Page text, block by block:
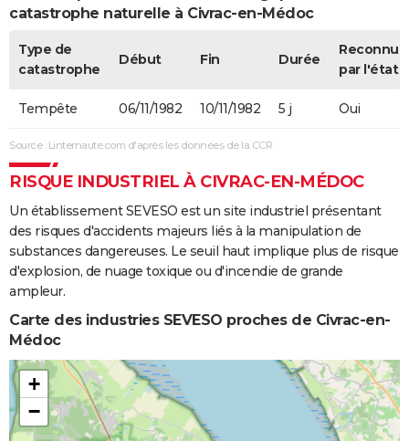
catastrophe naturelle à Civrac-en-Médoc
Type de
catastrophe
Début Fin Durée
Reconnue
par l'état
Tempête 06/11/1982 10/11/1982 5 j Oui
Source : Linternaute.com d'après les données de la CCR
RISQUE INDUSTRIEL À CIVRAC-EN-MÉDOC
Un établissement SEVESO est un site industriel présentant
des risques d'accidents majeurs liés à la manipulation de
substances dangereuses. Le seuil haut implique plus de risque
d'explosion, de nuage toxique ou d'incendie de grande
ampleur.
Carte des industries SEVESO proches de Civrac-en-
Médoc
+
−